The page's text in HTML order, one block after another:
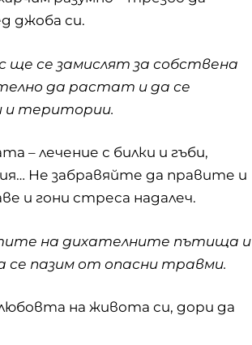
джоба си.
ще се замислят за собствена
да растат и да се
и територии.
– лечение с билки и гъби,
Не забравяйте да правите и
и гони стреса надалеч.
на дихателните пътища и
се пазим от опасни травми.
на живота си, дори да